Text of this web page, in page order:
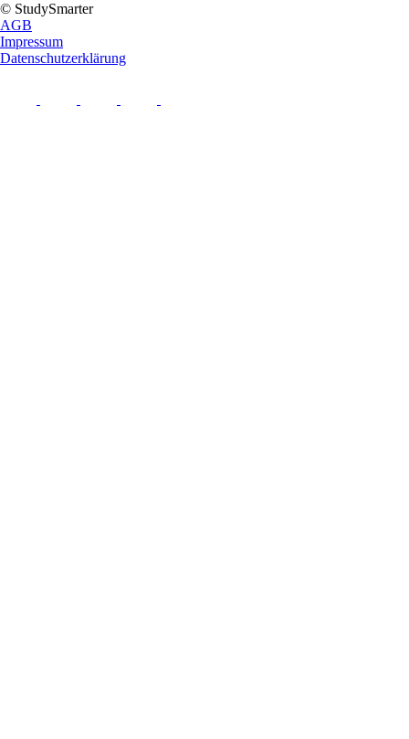
© StudySmarter
AGB
Impressum
Datenschutzerklärung